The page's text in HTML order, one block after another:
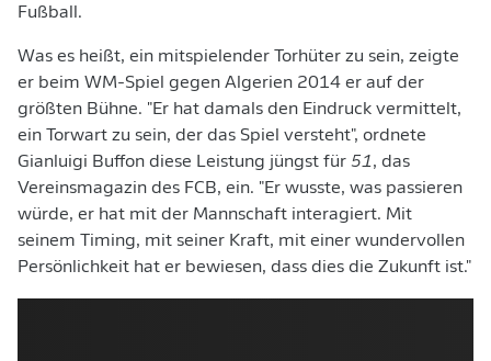
Fußball.
Was es heißt, ein mitspielender Torhüter zu sein, zeigte
er beim WM-Spiel gegen Algerien 2014 er auf der
größten Bühne. "Er hat damals den Eindruck vermittelt,
ein Torwart zu sein, der das Spiel versteht", ordnete
Gianluigi Buffon diese Leistung jüngst für 51, das
Vereinsmagazin des FCB, ein. "Er wusste, was passieren
würde, er hat mit der Mannschaft interagiert. Mit
seinem Timing, mit seiner Kraft, mit einer wundervollen
Persönlichkeit hat er bewiesen, dass dies die Zukunft ist."